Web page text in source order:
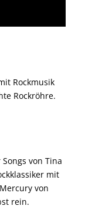
Rockmusik
Rockröhre.
von Tina
mit
von
rein.